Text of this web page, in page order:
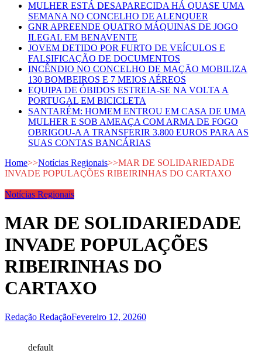
MULHER ESTÁ DESAPARECIDA HÁ QUASE UMA
SEMANA NO CONCELHO DE ALENQUER
GNR APREENDE QUATRO MÁQUINAS DE JOGO
ILEGAL EM BENAVENTE
JOVEM DETIDO POR FURTO DE VEÍCULOS E
FALSIFICAÇÃO DE DOCUMENTOS
INCÊNDIO NO CONCELHO DE MAÇÃO MOBILIZA
130 BOMBEIROS E 7 MEIOS AÉREOS
EQUIPA DE ÓBIDOS ESTREIA-SE NA VOLTA A
PORTUGAL EM BICICLETA
SANTARÉM: HOMEM ENTROU EM CASA DE UMA
MULHER E SOB AMEAÇA COM ARMA DE FOGO
OBRIGOU-A A TRANSFERIR 3.800 EUROS PARA AS
SUAS CONTAS BANCÁRIAS
Home>>Notícias Regionais>>MAR DE SOLIDARIEDADE
INVADE POPULAÇÕES RIBEIRINHAS DO CARTAXO
Notícias Regionais
MAR DE SOLIDARIEDADE
INVADE POPULAÇÕES
RIBEIRINHAS DO
CARTAXO
Redação RedaçãoFevereiro 12, 20260
default